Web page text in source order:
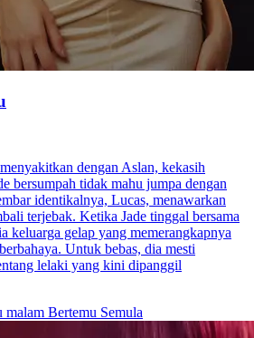
dengan Aslan, kekasih
bersumpah tidak mahu jumpa dengan
identikalnya, Lucas, menawarkan
terjebak. Ketika Jade tinggal bersama
keluarga gelap yang memerangkapnya
Untuk bebas, dia mesti
lelaki yang kini dipanggil
malam Bertemu Semula